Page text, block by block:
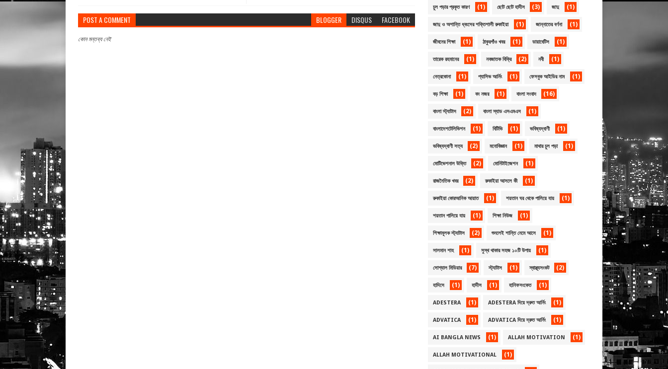
POST A COMMENT BLOGGER DISQUS FACEBOOK
কোন মন্তব্য নেই
চুল পড়ার প্রকৃত কারণ (1) ছোট ছোট হাদীস (3) জাদু (1)
জাদু ও অশান্তি ধ্বংসের শক্তিশালী রুকাইয়া (1) জান্নাতের বর্ণনা (1)
জীবনের শিক্ষা (1) ঠাকুরগাঁও খবর (1) ডায়াবেটিস (1)
তারেক রহমানের (1) নবজাতক বিক্রি (2) নবী (1)
নেত্রকোনা (1) প্যাসিভ আর্নিং (1) ফেসবুক আইডির নাম (1)
বড় শিক্ষা (1) বদ নজর (1) বাংলা সংবাদ (16)
বাংলা স্ট্যাটাস (2) বাংলা স্যাড এসএমএস (1)
বাংলাদেশটেলিভিশন (1) বিটিভি (1) ভবিষ্যদ্বাণী (1)
ভবিষ্যদ্বাণী সত্য (2) মনোবিজ্ঞান (1) মাথার চুল পড়া (1)
মোটিভেশনাল উক্তি (2) মোনিটাইজেশন (1)
রাজনৈতিক খবর (2) রুকাইয়া আসলে কী (1)
রুকাইয়া কোরআনিক আয়াত (1) শয়তান ঘর থেকে পালিয়ে যায় (1)
শয়তান পালিয়ে যায় (1) শিক্ষা নিউজ (1)
শিক্ষামূলক স্ট্যাটাস (2) শুনলেই শান্তি নেমে আসে (1)
সালমান শাহ (1) সুস্থ থাকার সহজ ১০টি উপায় (1)
সোশ্যাল মিডিয়ার (7) স্ট্যাটাস (1) স্বাস্থ্যসংকট (2)
হাদিসে (1) হাদীস (1) হানিফসংকেত (1)
ADESTERA (1) ADESTERA দিয়ে দ্রুত আর্নিং (1)
ADVATICA (1) ADVATICA দিয়ে দ্রুত আর্নিং (1)
AI BANGLA NEWS (1) ALLAH MOTIVATION (1)
ALLAH MOTIVATIONAL (1)